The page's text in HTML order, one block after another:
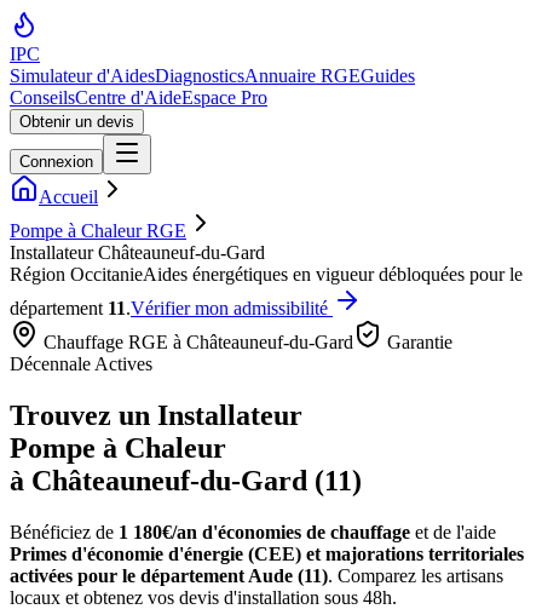
IPC
Simulateur d'AidesDiagnosticsAnnuaire RGEGuides
ConseilsCentre d'AideEspace Pro
Obtenir un devis
Connexion
Accueil
Pompe à Chaleur RGE
Installateur Châteauneuf-du-Gard
Région OccitanieAides énergétiques en vigueur débloquées pour le
département 11.Vérifier mon admissibilité
Chauffage RGE à Châteauneuf-du-Gard
Garantie
Décennale Actives
Trouvez un Installateur
Pompe à Chaleur
à Châteauneuf-du-Gard (11)
Bénéficiez de 1 180€/an d'économies de chauffage et de l'aide
Primes d'économie d'énergie (CEE) et majorations territoriales
activées pour le département Aude (11). Comparez les artisans
locaux et obtenez vos devis d'installation sous 48h.